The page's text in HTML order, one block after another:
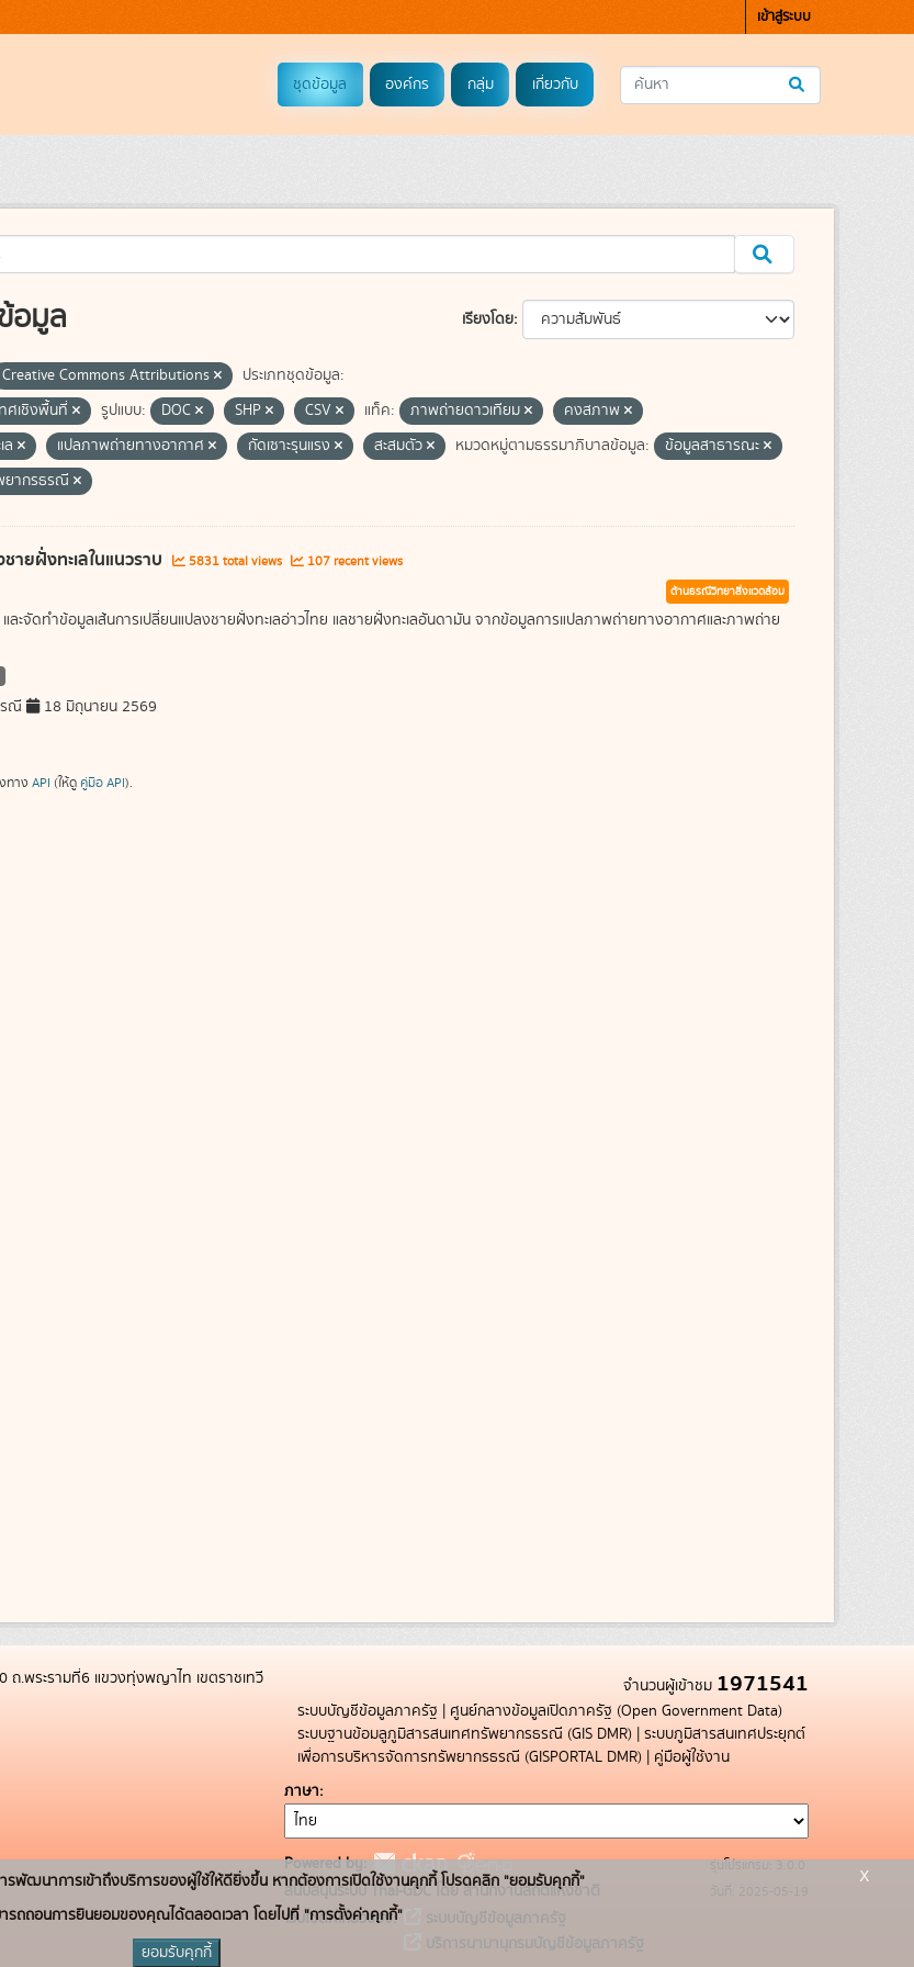
เข้าสู่ระบบ
ชุดข้อมูล องค์กร กลุ่ม เกี่ยวกับ
เรียงโดย
อมูล
Creative Commons Attributions
ประเภทชุดข้อมูล:
ศเชิงพื้นที่
รูปแบบ: DOC SHP CSV แท็ค: ภาพถ่ายดาวเทียม
คงสภาพ
ล
แปลภาพถ่ายทางอากาศ กัดเซาะรุนแรง สะสมตัว หมวดหมู่ตามธรรมาภิบาลข้อมูล:
ข้อมูลสาธารณะ
ยากรธรณี
ายฝั่งทะเลในแนวราบ 5831 total views 107 recent views
ด้านธรณีวิทยาสิ่งแวดล้อม
ะจัดทำข้อมูลเส้นการเปลี่ยนแปลงชายฝั่งทะเลอ่าวไทย แลชายฝั่งทะเลอันดามัน จากข้อมูลการแปลภาพถ่ายทางอากาศและภาพถ่าย
ณี 18 มิถุนายน 2569
ทาง API (ให้ดู คู่มือ API).
.พระรามที่6 แขวงทุ่งพญาไท เขตราชเทวี
จำนวนผู้เข้าชม 1971541
ระบบบัญชีข้อมูลภาครัฐ | ศูนย์กลางข้อมูลเปิดภาครัฐ (Open Government Data)
ระบบฐานข้อมลูภูมิสารสนเทศทรัพยากรธรณี (GIS DMR) | ระบบภูมิสารสนเทศประยุกต์
เพื่อการบริหารจัดการทรัพยากรธรณี (GISPORTAL DMR) | คู่มือผู้ใช้งาน
ภาษา
Powered by:
สนับสนุนระบบ Thai-GDC โดย สำนักงานสถิติแห่งชาติ
เว็บไซต์ที่เกี่ยวข้อง:
ระบบบัญชีข้อมูลภาครัฐ
บริการนามานุกรมบัญชีข้อมูลภาครัฐ
รุ่นโปรแกรม: 3.0.0
วันที่: 2025-05-19
ารพัฒนาการเข้าถึงบริการของผู้ใช้ให้ดียิ่งขึ้น หากต้องการเปิดใช้งานคุกกี้ โปรดคลิก "ยอมรับคุกกี้"
ถถอนการยินยอมของคุณได้ตลอดเวลา โดยไปที่ "การตั้งค่าคุกกี้"
ยอมรับคุกกี้
x